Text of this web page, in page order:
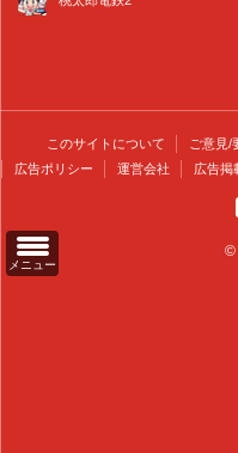
メニュー
このサイトについて ご意見/
広告ポリシー
運営会社 広告掲
©